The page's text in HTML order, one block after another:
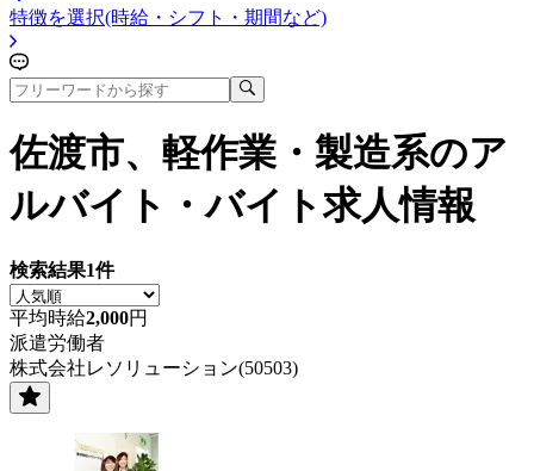
特徴を選択(時給・シフト・期間など)
佐渡市、軽作業・製造系のア
ルバイト・バイト求人情報
検索結果1件
平均時給2,000円
派遣労働者
株式会社レソリューション(50503)